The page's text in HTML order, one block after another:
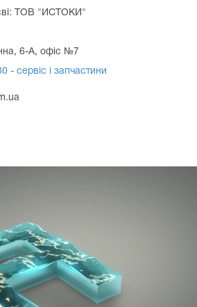
ТОВ "ИСТОКИ"
6-А, офіс №7
- сервіс і запчастини